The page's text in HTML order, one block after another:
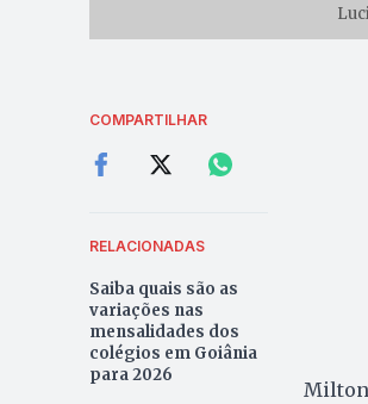
COMPARTILHAR
RELACIONADAS
Saiba quais são as
variações nas
mensalidades dos
colégios em Goiânia
para 2026
Milton